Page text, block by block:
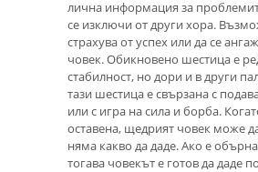
лична информация за
се изключи от други хора.
страхува от успех или да се
човек. Обикновено шестица е
стабилност, но дори и в други
тази шестица е свързана с
или с игра на сила и борба.
оставена, щедрият човек може
няма какво да даде. Ако е
тогава човекът е готов да даде